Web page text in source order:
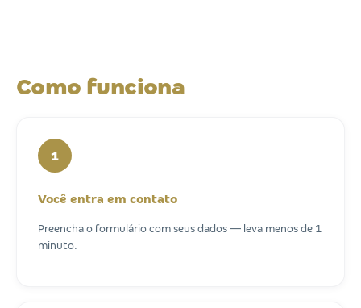
Como funciona
1
Você entra em contato
Preencha o formulário com seus dados — leva menos de 1
minuto.